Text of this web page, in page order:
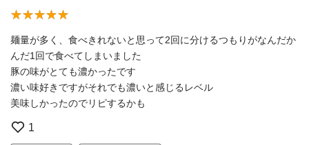
麺量が多く、食べきれないと思って2回に分けるつもりがなんだか
んだ1回で食べてしまいました
豚の味がとても濃かったです
濃い味好きですがそれでも濃いと感じるレベル
美味しかったのでリピするかも
1